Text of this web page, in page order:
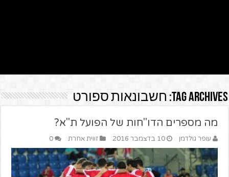
Tag Archives: חשבונאות ספורט
מה מספרים הדו"חות של הפועל ת"א?
עופר גולדמן 10 בדצמבר 2016 זווית אחרת 0